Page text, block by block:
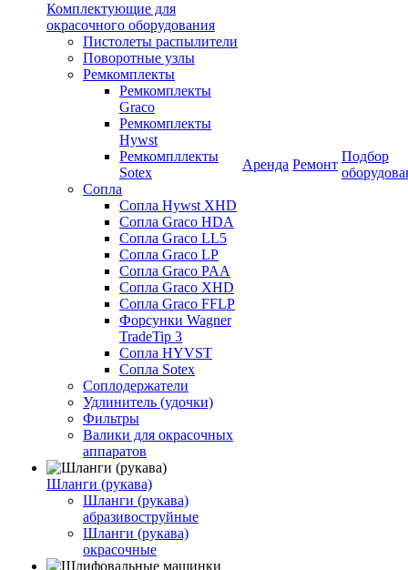
Комплектующие для
окрасочного оборудования
Пистолеты распылители
Поворотные узлы
Ремкомплекты
Ремкомплекты
Graco
Ремкомплекты
Hywst
Ремкомпллекты
Sotex
Сопла
Сопла Hywst XHD
Сопла Graco HDA
Сопла Graco LL5
Сопла Graco LP
Сопла Graco PAA
Сопла Graco XHD
Сопла Graco FFLP
Форсунки Wagner
TradeTip 3
Сопла HYVST
Сопла Sotex
Соплодержатели
Удлинитель (удочки)
Фильтры
Валики для окрасочных
аппаратов
Шланги (рукава)
Шланги (рукава)
абразивоструйные
Шланги (рукава)
окрасочные
Аренда Ремонт
Подбор